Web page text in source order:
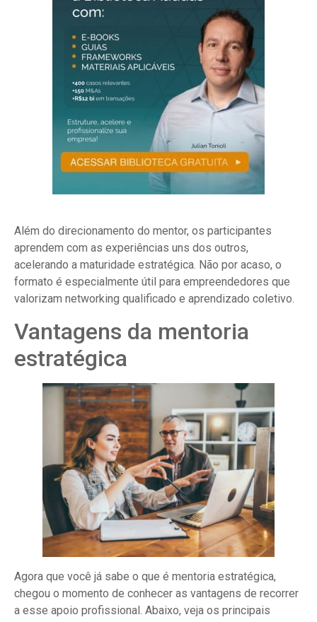
Além do direcionamento do mentor, os participantes
aprendem com as experiências uns dos outros,
acelerando a maturidade estratégica. Não por acaso, o
formato é especialmente útil para empreendedores que
valorizam networking qualificado e aprendizado coletivo.
Vantagens da mentoria
estratégica
Agora que você já sabe o que é mentoria estratégica,
chegou o momento de conhecer as vantagens de recorrer
a esse apoio profissional. Abaixo, veja os principais